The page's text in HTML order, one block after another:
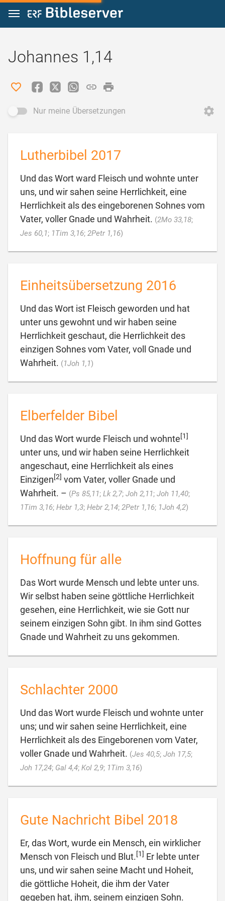
Zum Inhalt springen
Johannes 1,14
Nur meine Übersetzungen
Lutherbibel 2017
Und das Wort ward Fleisch und wohnte unter
uns, und wir sahen seine Herrlichkeit, eine
Herrlichkeit als des eingeborenen Sohnes vom
Vater, voller Gnade und Wahrheit. (2Mo 33,18;
Jes 60,1; 1Tim 3,16; 2Petr 1,16)
Einheitsübersetzung 2016
Und das Wort ist Fleisch geworden und hat
unter uns gewohnt und wir haben seine
Herrlichkeit geschaut, die Herrlichkeit des
einzigen Sohnes vom Vater, voll Gnade und
Wahrheit. (1Joh 1,1)
Elberfelder Bibel
Und das Wort wurde Fleisch und wohnte[1]
unter uns, und wir haben seine Herrlichkeit
angeschaut, eine Herrlichkeit als eines
Einzigen[2] vom Vater, voller Gnade und
Wahrheit. – (Ps 85,11; Lk 2,7; Joh 2,11; Joh 11,40;
1Tim 3,16; Hebr 1,3; Hebr 2,14; 2Petr 1,16; 1Joh 4,2)
Hoffnung für alle
Das Wort wurde Mensch und lebte unter uns.
Wir selbst haben seine göttliche Herrlichkeit
gesehen, eine Herrlichkeit, wie sie Gott nur
seinem einzigen Sohn gibt. In ihm sind Gottes
Gnade und Wahrheit zu uns gekommen.
Schlachter 2000
Und das Wort wurde Fleisch und wohnte unter
uns; und wir sahen seine Herrlichkeit, eine
Herrlichkeit als des Eingeborenen vom Vater,
voller Gnade und Wahrheit. (Jes 40,5; Joh 17,5;
Joh 17,24; Gal 4,4; Kol 2,9; 1Tim 3,16)
Gute Nachricht Bibel 2018
Er, das Wort, wurde ein Mensch, ein wirklicher
Mensch von Fleisch und Blut.[1] Er lebte unter
uns, und wir sahen seine Macht und Hoheit,
die göttliche Hoheit, die ihm der Vater
gegeben hat, ihm, seinem einzigen Sohn.